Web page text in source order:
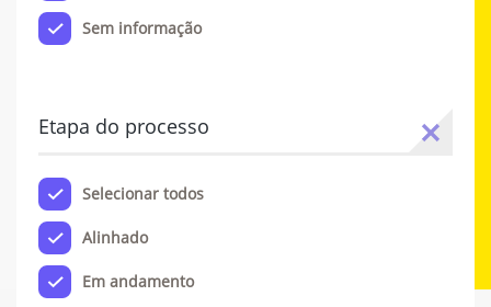
Sem informação
Etapa do processo
Selecionar todos
Alinhado
Em andamento